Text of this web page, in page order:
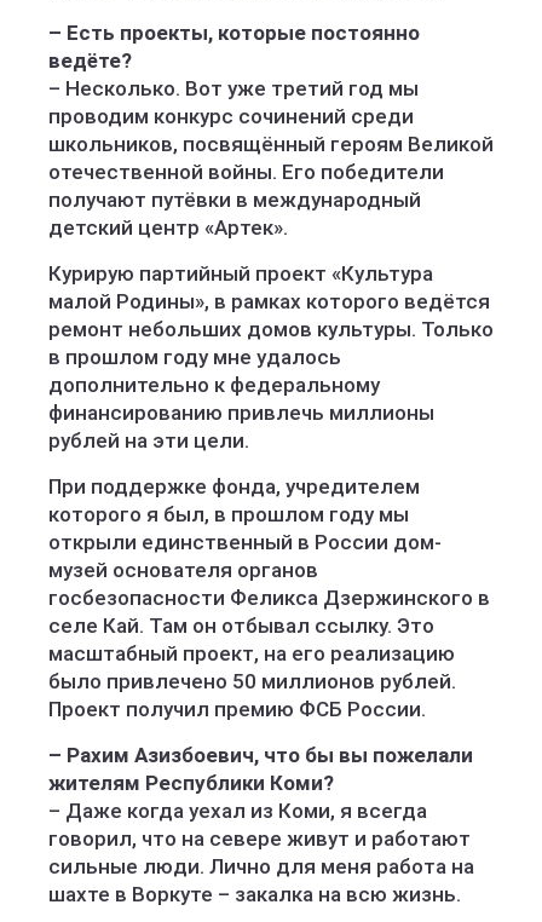
– Есть проекты, которые постоянно
ведёте?
– Несколько. Вот уже третий год мы
проводим конкурс сочинений среди
школьников, посвящённый героям Великой
отечественной вой­ны. Его победители
получают путёвки в международный
детский центр «Артек».
Курирую партийный проект «Культура
малой Родины», в рамках которого ведётся
ремонт небольших домов культуры. Только
в прошлом году мне удалось
дополнительно к федеральному
финансированию привлечь миллионы
рублей на эти цели.
При поддержке фонда, учредителем
которого я был, в прошлом году мы
открыли единственный в России дом-
музей основателя органов
госбезопасности Феликса Дзержинского в
селе Кай. Там он отбывал ссылку. Это
масштабный проект, на его реализацию
было привлечено 50 миллионов рублей.
Проект получил премию ФСБ России.
– Рахим Азизбоевич, что бы вы пожелали
жителям Республики Коми?
– Даже когда уехал из Коми, я всегда
говорил, что на севере живут и работают
сильные люди. Лично для меня работа на
шахте в Воркуте – закалка на всю жизнь.